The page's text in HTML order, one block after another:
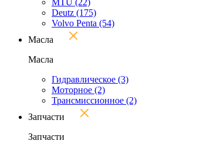
MTU (22)
Deutz (175)
Volvo Penta (54)
Масла
Масла
Гидравлическое (3)
Моторное (2)
Трансмиссионное (2)
Запчасти
Запчасти